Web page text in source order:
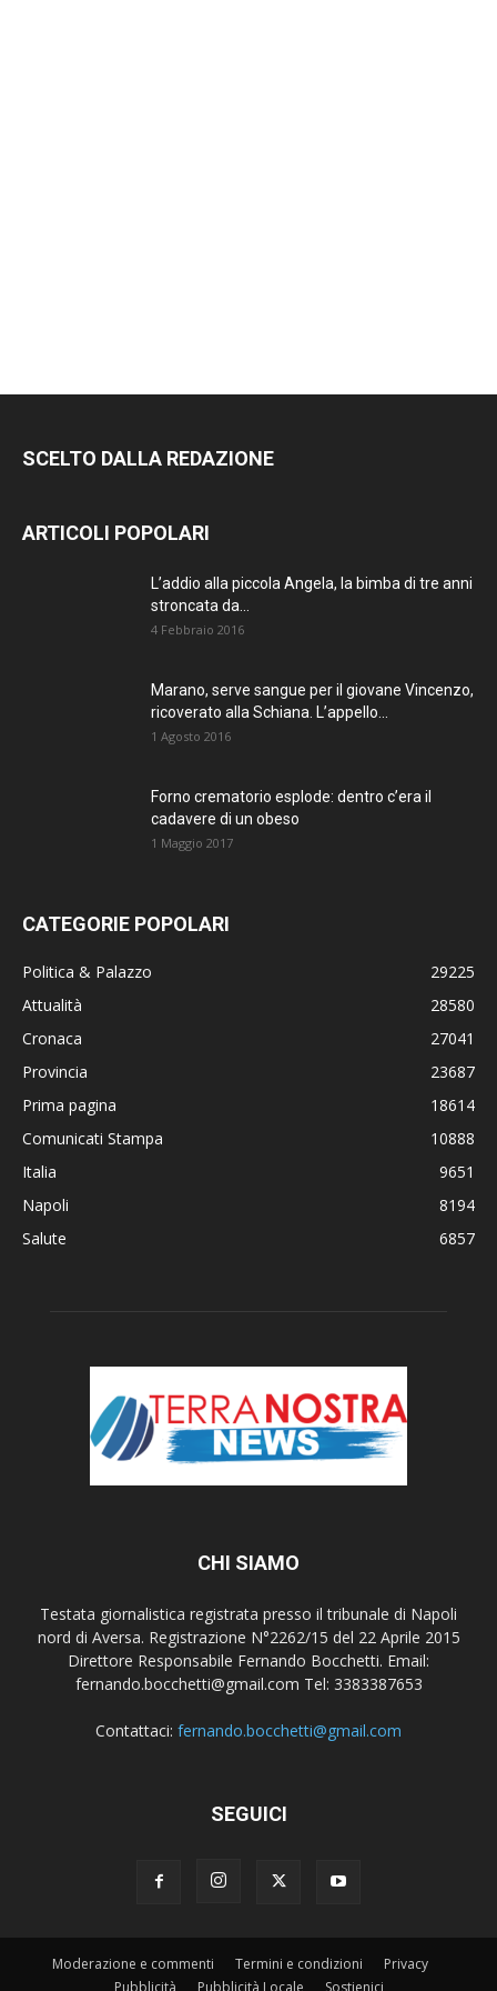
SCELTO DALLA REDAZIONE
ARTICOLI POPOLARI
L’addio alla piccola Angela, la bimba di tre anni
stroncata da...
4 Febbraio 2016
Marano, serve sangue per il giovane Vincenzo,
ricoverato alla Schiana. L’appello...
1 Agosto 2016
Forno crematorio esplode: dentro c’era il
cadavere di un obeso
1 Maggio 2017
CATEGORIE POPOLARI
Politica & Palazzo
29225
Attualità
28580
Cronaca
27041
Provincia
23687
Prima pagina
18614
Comunicati Stampa
10888
Italia
9651
Napoli
8194
Salute
6857
CHI SIAMO
Testata giornalistica registrata presso il tribunale di Napoli
nord di Aversa. Registrazione N°2262/15 del 22 Aprile 2015
Direttore Responsabile Fernando Bocchetti. Email:
fernando.bocchetti@gmail.com Tel: 3383387653
Contattaci: fernando.bocchetti@gmail.com
SEGUICI
Moderazione e commenti Termini e condizioni
Privacy
Pubblicità
Pubblicità Locale Sostienici